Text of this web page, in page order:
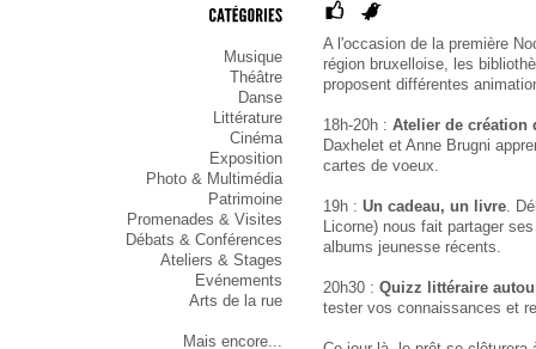
Musique
Théâtre
Danse
Littérature
Cinéma
Exposition
Photo & Multimédia
Patrimoine
Promenades & Visites
Débats & Conférences
Ateliers & Stages
Evénements
Arts de la rue
Mais encore...
A l'occasion de la première
région bruxelloise, les
proposent différentes
18h-20h : Atelier de création
Daxhelet et Anne Brugni
cartes de voeux.
19h : Un cadeau, un livre.
Licorne) nous fait partager
albums jeunesse récents.
20h30 : Quizz littéraire
tester vos connaissances et